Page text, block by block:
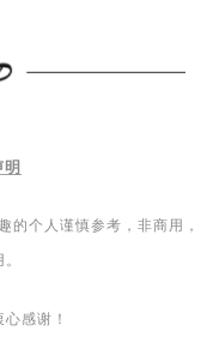
的个人谨慎参考，非商用，
感谢！